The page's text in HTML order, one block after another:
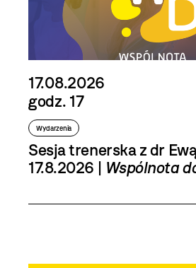
17.08.2026
godz. 17
Wydarzenia
Sesja trenerska z dr
17.8.2026 |
Wspólnota